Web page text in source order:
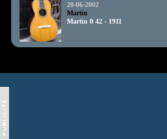
20-06-2002
Martin
Martin 0 42 - 1911